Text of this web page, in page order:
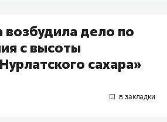
возбудила дело по
с высоты
сахара»